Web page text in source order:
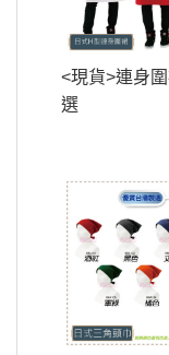
<現貨>連身
選